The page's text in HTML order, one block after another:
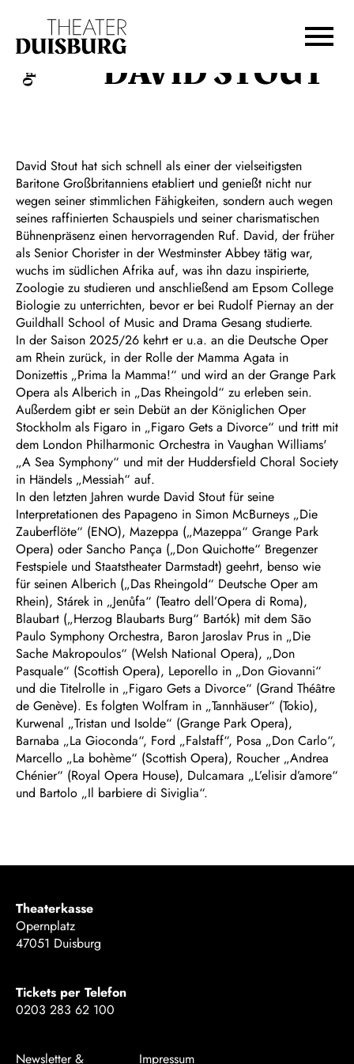
Zur Hauptnavigation springen
Zum Footer springen
Oper DAVID STOUT
David Stout hat sich schnell als einer der vielseitigsten
Baritone Großbritanniens etabliert und genießt nicht nur
wegen seiner stimmlichen Fähigkeiten, sondern auch wegen
seines raffinierten Schauspiels und seiner charismatischen
Bühnenpräsenz einen hervorragenden Ruf. David, der früher
als Senior Chorister in der Westminster Abbey tätig war,
wuchs im südlichen Afrika auf, was ihn dazu inspirierte,
Zoologie zu studieren und anschließend am Epsom College
Biologie zu unterrichten, bevor er bei Rudolf Piernay an der
Guildhall School of Music and Drama Gesang studierte.
In der Saison 2025/26 kehrt er u.a. an die Deutsche Oper
am Rhein zurück, in der Rolle der Mamma Agata in
Donizettis „Prima la Mamma!“ und wird an der Grange Park
Opera als Alberich in „Das Rheingold“ zu erleben sein.
Außerdem gibt er sein Debüt an der Königlichen Oper
Stockholm als Figaro in „Figaro Gets a Divorce“ und tritt mit
dem London Philharmonic Orchestra in Vaughan Williams'
„A Sea Symphony“ und mit der Huddersfield Choral Society
in Händels „Messiah“ auf.
In den letzten Jahren wurde David Stout für seine
Interpretationen des Papageno in Simon McBurneys „Die
Zauberflöte“ (ENO), Mazeppa („Mazeppa“ Grange Park
Opera) oder Sancho Pança („Don Quichotte“ Bregenzer
Festspiele und Staatstheater Darmstadt) geehrt, benso wie
für seinen Alberich („Das Rheingold“ Deutsche Oper am
Rhein), Stárek in „Jenůfa“ (Teatro dell’Opera di Roma),
Blaubart („Herzog Blaubarts Burg“ Bartók) mit dem São
Paulo Symphony Orchestra, Baron Jaroslav Prus in „Die
Sache Makropoulos“ (Welsh National Opera), „Don
Pasquale“ (Scottish Opera), Leporello in „Don Giovanni“
und die Titelrolle in „Figaro Gets a Divorce“ (Grand Théâtre
de Genève). Es folgten Wolfram in „Tannhäuser“ (Tokio),
Kurwenal „Tristan und Isolde“ (Grange Park Opera),
Barnaba „La Gioconda“, Ford „Falstaff“, Posa „Don Carlo“,
Marcello „La bohème“ (Scottish Opera), Roucher „Andrea
Chénier“ (Royal Opera House), Dulcamara „L’elisir d’amore“
und Bartolo „Il barbiere di Siviglia“.
Theaterkasse
Opernplatz
47051 Duisburg
Tickets per Telefon
0203 283 62 100
Newsletter & Impressum